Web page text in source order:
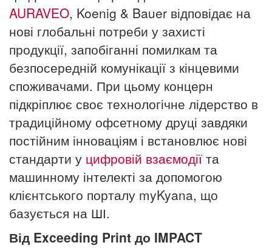
AURAVEO, Koenig & Bauer відповідає на
нові глобальні потреби у захисті
продукції, запобіганні помилкам та
безпосередній комунікації з кінцевими
споживачами. При цьому концерн
підкріплює своє технологічне лідерство в
традиційному офсетному друці завдяки
постійним інноваціям і встановлює нові
стандарти у цифровій взаємодії та
машинному інтелекті за допомогою
клієнтського порталу myKyana, що
базується на ШІ.
Від Exceeding Print до IMPACT